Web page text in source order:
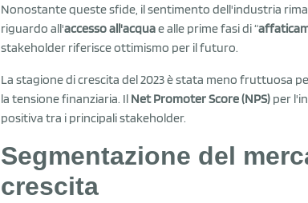
Nonostante queste sfide, il sentimento dell'industria
riguardo all'accesso all'acquae alle prime fasi di “
stakeholder riferisce ottimismo per il futuro.
La stagione di crescita del 2023 è stata meno fruttuosa
la tensione finanziaria. Il Net Promoter Score (NPS) per
positiva tra i principali stakeholder.
Segmentazione del
crescita